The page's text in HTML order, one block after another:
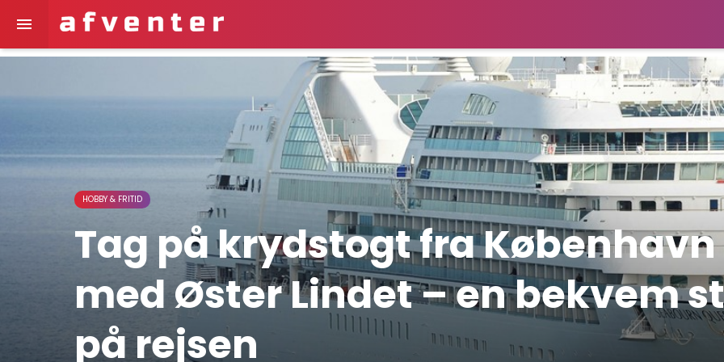

HOBBY & FRITID
Tag på krydstogt fra København
med Øster Lindet – en bekvem
på rejsen